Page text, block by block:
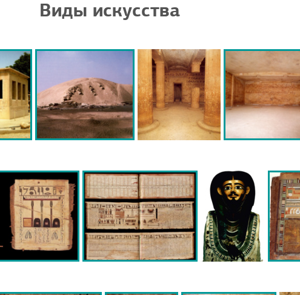
Виды искусства